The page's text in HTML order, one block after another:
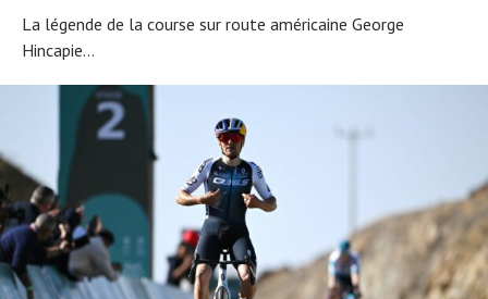
La légende de la course sur route américaine George
Hincapie...